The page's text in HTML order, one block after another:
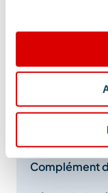
Chatelet,
Complément